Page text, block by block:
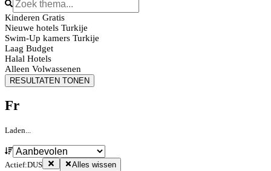
Kinderen Gratis
Nieuwe hotels Turkije
Swim-Up kamers Turkije
Laag Budget
Halal Hotels
Alleen Volwassenen
RESULTATEN TONEN
Fr
Laden...
Actief:DUS Alles wissen